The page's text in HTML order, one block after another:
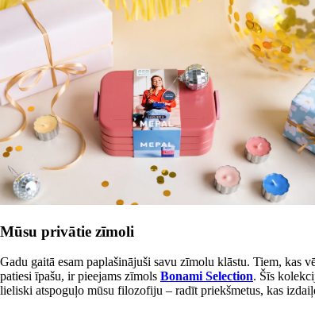
Mūsu privātie zīmoli
Gadu gaitā esam paplašinājuši savu zīmolu klāstu. Tiem, kas
patiesi īpašu, ir pieejams zīmols Bonami Selection. Šīs
lieliski atspoguļo mūsu filozofiju – radīt priekšmetus, kas